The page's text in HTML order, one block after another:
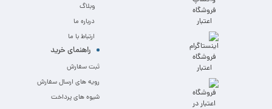
وبلاگ
درباره ما
ارتباط با ما
راهنمای خرید
ثبت سفارش
رویه های ارسال سفارش
شیوه های پرداخت